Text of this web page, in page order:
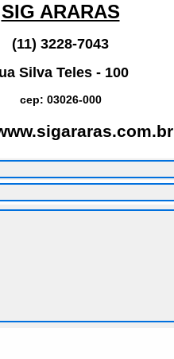
SIG ARARAS
(11) 3228-7043
Silva Teles - 100
cep: 03026-000